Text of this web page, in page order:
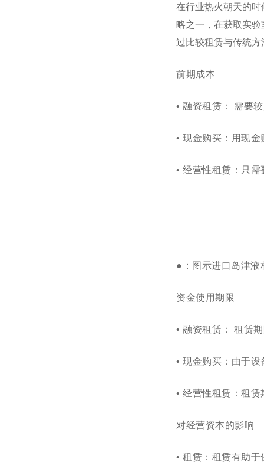
在行业热火朝天的
略之一，在获取实验
过比较租赁与传统
前期成本
•融资租赁： 需要
• 现金购买：用现
•经营性租赁：只
● ：图示进口岛津
资金使用期限
•融资租赁： 租赁
• 现金购买：由于
•经营性租赁：租
对经营资本的影响
• 租赁：租赁有助